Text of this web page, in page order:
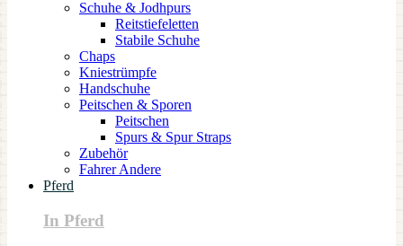
Schuhe & Jodhpurs
Reitstiefeletten
Stabile Schuhe
Chaps
Kniestrümpfe
Handschuhe
Peitschen & Sporen
Peitschen
Spurs & Spur Straps
Zubehör
Fahrer Andere
Pferd
In Pferd